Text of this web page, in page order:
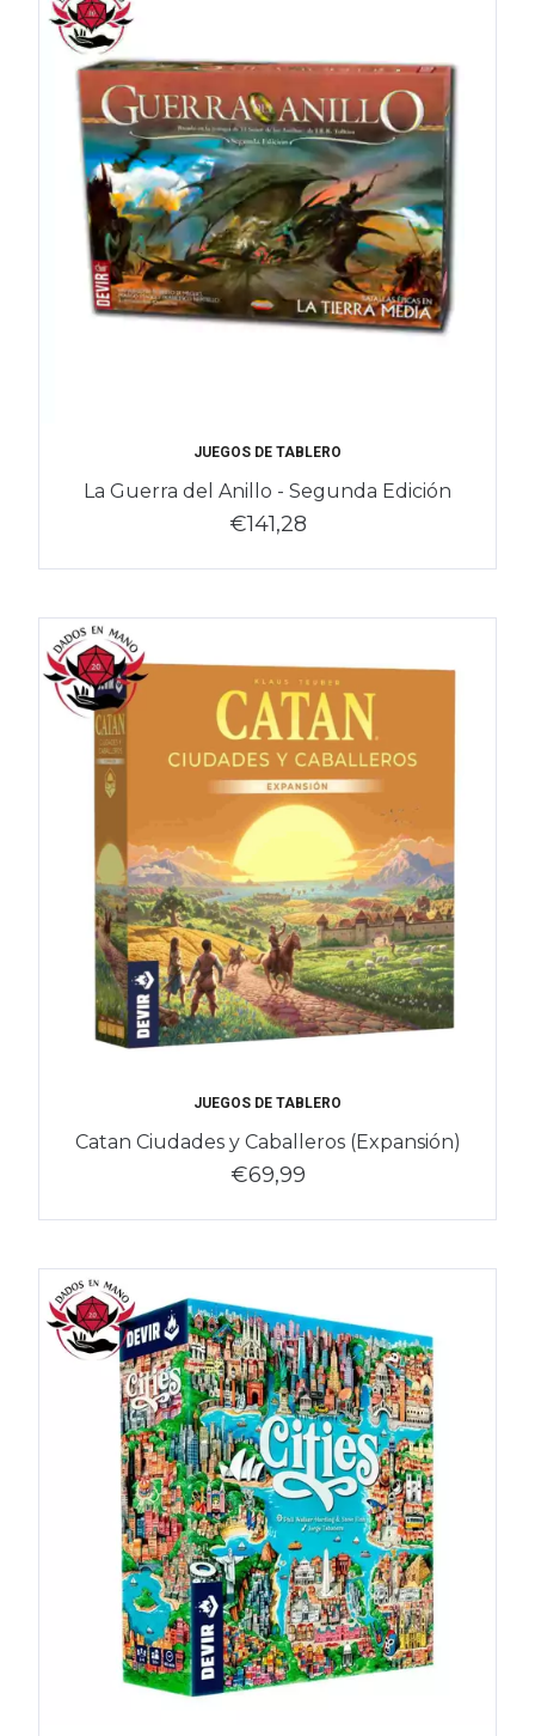
JUEGOS DE TABLERO
La Guerra del Anillo - Segunda Edición
€141,28
JUEGOS DE TABLERO
Catan Ciudades y Caballeros (Expansión)
€69,99